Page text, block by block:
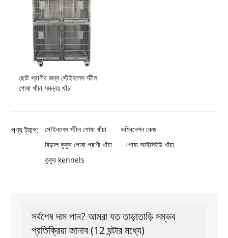
ছোট প্রাণীর জন্য স্টেইনলেস স্টীল
পোষা খাঁচা সমন্বয় খাঁচা
পণ্য ট্যাগ: স্টেইনলেস স্টীল পোষা খাঁচা
কম্বিনেশন কেজ
বিড়াল কুকুর পোষা প্রাণী খাঁচা
পোষা আইসিইউ খাঁচা
কুকুর kennels
সর্বশেষ দাম পান? আমরা যত তাড়াতাড়ি সম্ভব
প্রতিক্রিয়া জানাব (12 ঘন্টার মধ্যে)